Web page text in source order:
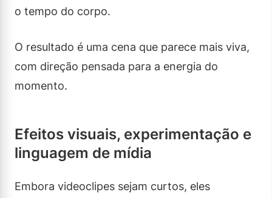
o tempo do corpo.
O resultado é uma cena que parece mais viva,
com direção pensada para a energia do
momento.
Efeitos visuais, experimentação e
linguagem de mídia
Embora videoclipes sejam curtos, eles